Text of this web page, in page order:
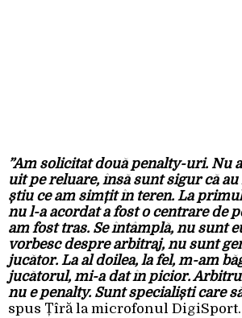
”Am solicitat două penalty-uri. Nu
uit pe reluare, însă sunt sigur că
știu ce am simțit în teren. La
nu l-a acordat a fost o centrare de
am fost tras. Se întâmplă, nu sunt
vorbesc despre arbitraj, nu sunt
jucător. La al doilea, la fel, m-am
jucătorul, mi-a dat în picior.
nu e penalty. Sunt specialiști care
spus Țîră la microfonul DigiSport.